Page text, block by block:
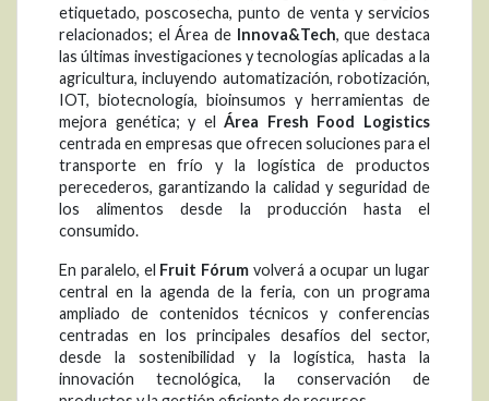
etiquetado, poscosecha, punto de venta y servicios
relacionados; el Área de Innova&Tech, que destaca
las últimas investigaciones y tecnologías aplicadas a la
agricultura, incluyendo automatización, robotización,
IOT, biotecnología, bioinsumos y herramientas de
mejora genética; y elÁrea Fresh Food Logistics
centrada en empresas que ofrecen soluciones para el
transporte en frío y la logística de productos
perecederos, garantizando la calidad y seguridad de
los alimentos desde la producción hasta el
consumido.
En paralelo, el Fruit Fórum volverá a ocupar un lugar
central en la agenda de la feria, con un programa
ampliado de contenidos técnicos y conferencias
centradas en los principales desafíos del sector,
desde la sostenibilidad y la logística, hasta la
innovación tecnológica, la conservación de